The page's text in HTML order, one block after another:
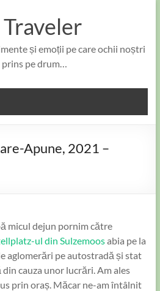
Traveler
și emoții pe care ochii noștri
prins pe drum…
Apune, 2021 –
micul dejun pornim către
ul din Sulzemoosabia pe la
aglomerări pe autostradă și stat
cauza unor lucrări. Am ales
prin oraș. Măcar ne-am întâlnit